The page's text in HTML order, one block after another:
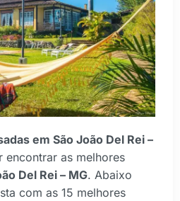
em São João Del Rei –
encontrar as melhores
Del Rei – MG. Abaixo
com as 15 melhores